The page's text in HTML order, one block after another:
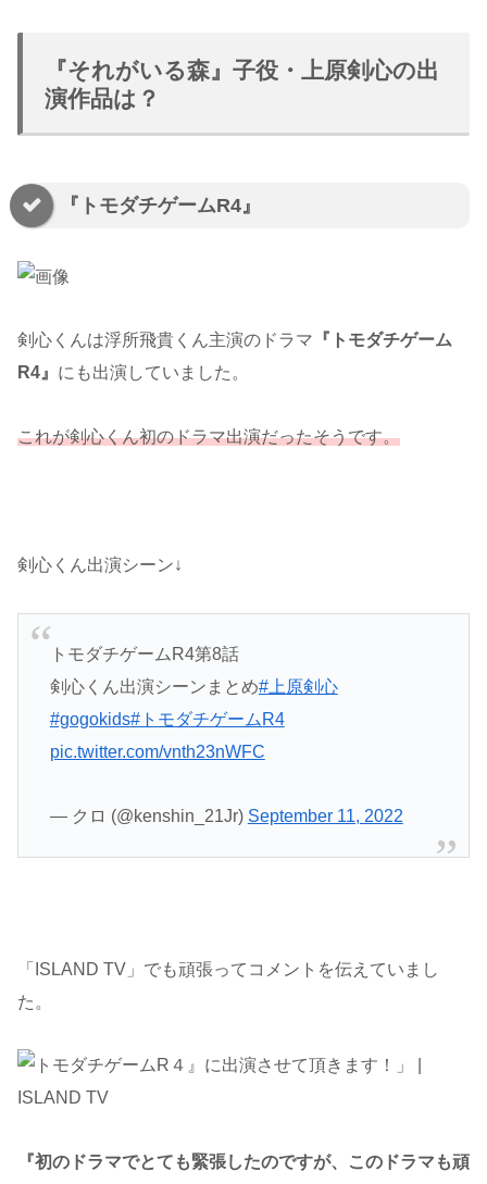
『それがいる森』子役・上原剣心の出
演作品は？
『トモダチゲームR4』
剣心くんは浮所飛貴くん主演のドラマ 『トモダチゲーム
R4』 にも出演していました。
これが剣心くん初のドラマ出演だったそうです。
剣心くん出演シーン↓
トモダチゲームR4第8話
剣心くん出演シーンまとめ#上原剣心
#gogokids#トモダチゲームR4
pic.twitter.com/vnth23nWFC
— クロ (@kenshin_21Jr) September 11, 2022
「ISLAND TV」でも頑張ってコメントを伝えていまし
た。
『初のドラマでとても緊張したのですが、このドラマも頑